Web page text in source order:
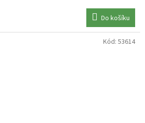
Do košíku
Kód: 53614